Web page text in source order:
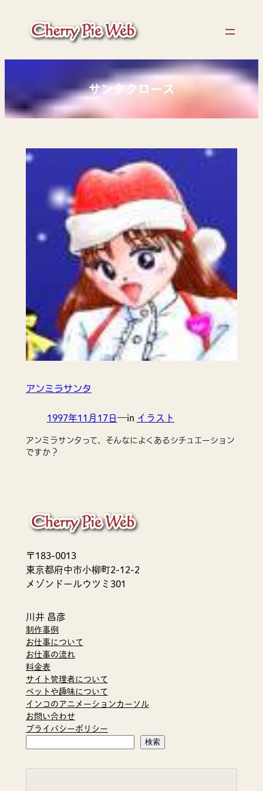
サンタクロース
アンミラサンタ
1997年11月17日—in イラスト
アンミラサンタって、そんなによくあるシチュエーション
ですか？
〒183-0013
東京都府中市小柳町2-12-2
メゾンドールウツミ301
川井 昌彦
制作事例
お仕事について
お仕事の流れ
料金表
サイト管理者について
ペットや趣味について
インコのアニメーションカーソル
お問い合わせ
プライバシーポリシー
検索